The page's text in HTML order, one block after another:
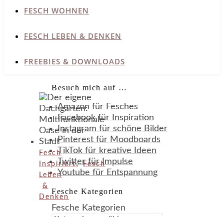
FESCH WOHNEN
FESCH LEBEN & DENKEN
FREEBIES & DOWNLOADS
Fesch
Inspiriert,Fesch
Leben
&
Denken
Besuch mich auf …
Amazon für Fesches
Facebook für Inspiration
Instagram für schöne Bilder
Pinterest für Moodboards
TikTok für kreative Ideen
Twitter für Impulse
Youtube für Entspannung
Fesche Kategorien
Fesche Kategorien